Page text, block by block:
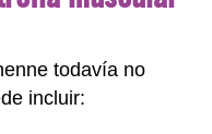
todavía no
incluir: